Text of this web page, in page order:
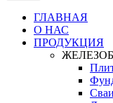
ГЛАВНАЯ
О НАС
ПРОДУКЦИЯ